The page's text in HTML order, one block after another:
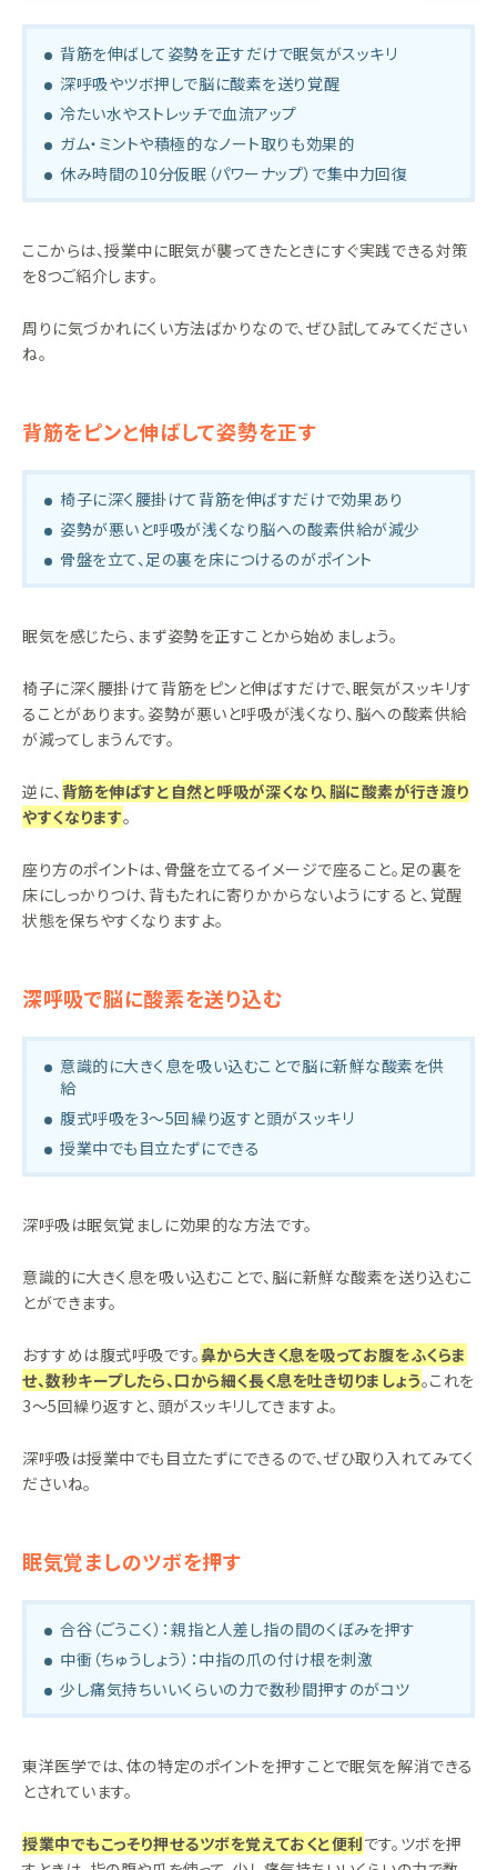
背筋を伸ばして姿勢を正すだけで眠気がスッキリ
深呼吸やツボ押しで脳に酸素を送り覚醒
冷たい水やストレッチで血流アップ
ガム・ミントや積極的なノート取りも効果的
休み時間の10分仮眠（パワーナップ）で集中力回復
ここからは、授業中に眠気が襲ってきたときにすぐ実践できる対策
を8つご紹介します。
周りに気づかれにくい方法ばかりなので、ぜひ試してみてください
ね。
背筋をピンと伸ばして姿勢を正す
椅子に深く腰掛けて背筋を伸ばすだけで効果あり
姿勢が悪いと呼吸が浅くなり脳への酸素供給が減少
骨盤を立て、足の裏を床につけるのがポイント
眠気を感じたら、まず姿勢を正すことから始めましょう。
椅子に深く腰掛けて背筋をピンと伸ばすだけで、眠気がスッキリす
ることがあります。姿勢が悪いと呼吸が浅くなり、脳への酸素供給
が減ってしまうんです。
逆に、背筋を伸ばすと自然と呼吸が深くなり、脳に酸素が行き渡り
やすくなります。
座り方のポイントは、骨盤を立てるイメージで座ること。足の裏を
床にしっかりつけ、背もたれに寄りかからないようにすると、覚醒
状態を保ちやすくなりますよ。
深呼吸で脳に酸素を送り込む
意識的に大きく息を吸い込むことで脳に新鮮な酸素を供
給
腹式呼吸を3〜5回繰り返すと頭がスッキリ
授業中でも目立たずにできる
深呼吸は眠気覚ましに効果的な方法です。
意識的に大きく息を吸い込むことで、脳に新鮮な酸素を送り込むこ
とができます。
おすすめは腹式呼吸です。鼻から大きく息を吸ってお腹をふくらま
せ、数秒キープしたら、口から細く長く息を吐き切りましょう。これを
3〜5回繰り返すと、頭がスッキリしてきますよ。
深呼吸は授業中でも目立たずにできるので、ぜひ取り入れてみてく
ださいね。
眠気覚ましのツボを押す
合谷（ごうこく）：親指と人差し指の間のくぼみを押す
中衝（ちゅうしょう）：中指の爪の付け根を刺激
少し痛気持ちいいくらいの力で数秒間押すのがコツ
東洋医学では、体の特定のポイントを押すことで眠気を解消できる
とされています。
授業中でもこっそり押せるツボを覚えておくと便利です。ツボを押